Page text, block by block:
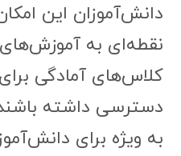
دانش‌آموزان این
نقطه‌ای به
کلاس‌های آمادگی
دسترسی داشته
به ویژه برای